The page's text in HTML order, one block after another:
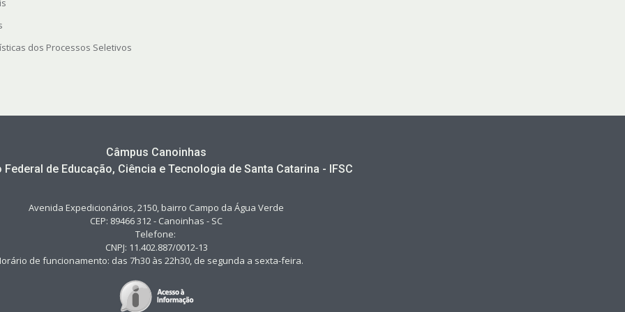
dos Processos Seletivos
Câmpus Canoinhas
Federal de Educação, Ciência e Tecnologia de Santa Catarina - IFSC
Avenida Expedicionários, 2150, bairro Campo da Água Verde
CEP: 89466 312 - Canoinhas - SC
Telefone:
CNPJ: 11.402.887/0012-13
de funcionamento: das 7h30 às 22h30, de segunda a sexta-feira.